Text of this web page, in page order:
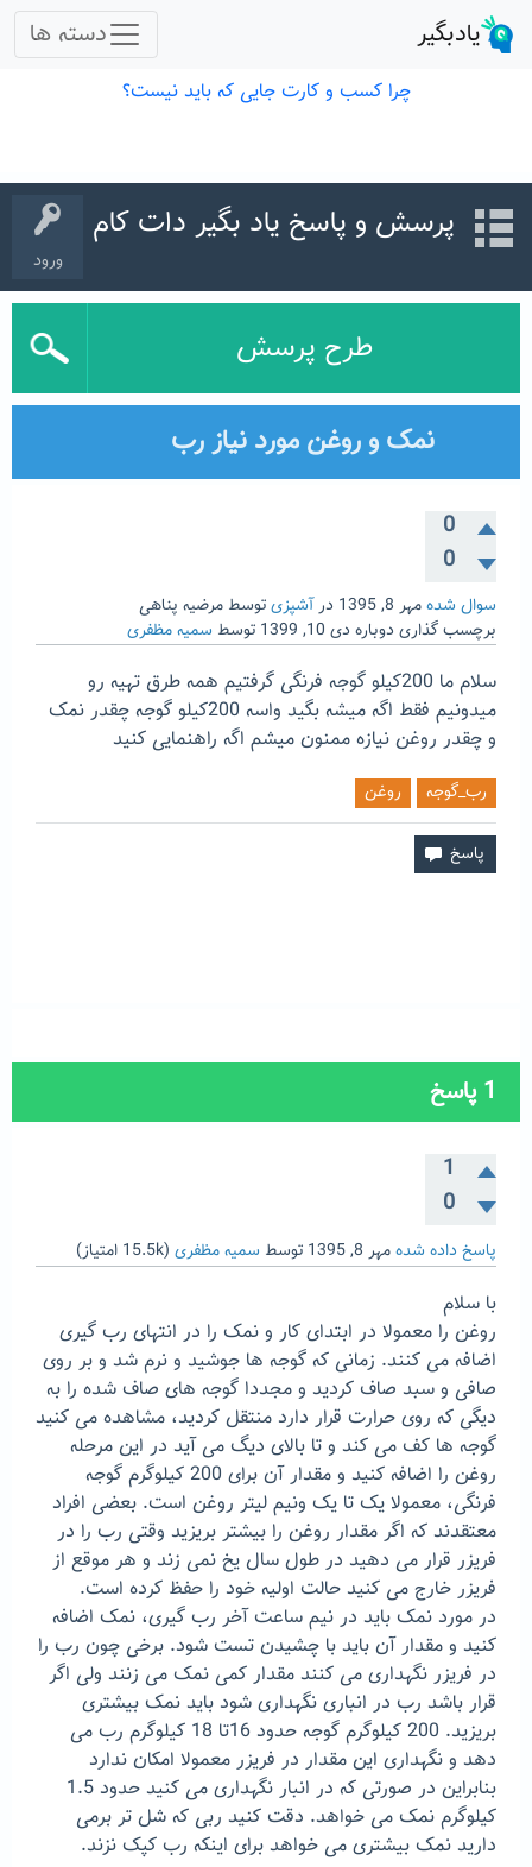
ورود
پرسش و پاسخ یاد بگیر دات کام
طرح پرسش
نمک و روغن مورد نیاز رب
0
0
سوال شدهمهر 8, 1395 درآشپزیتوسط مرضیه پناهی
برچسب گذاری دوباره دی 10, 1399 توسط سمیه مظفری
سلام ما 200کیلو گوجه فرنگی گرفتیم همه طرق تهیه رو
میدونیم فقط اگه میشه بگید واسه 200کیلو گوجه چقدر نمک
و چقدر روغن نیازه ممنون میشم اگه راهنمایی کنید
رب_گوجه روغن
1پاسخ
1
0
پاسخ داده شدهمهر 8, 1395 توسط سمیه مظفری (
15.5k امتیاز)
با سلام
روغن را معمولا در ابتدای کار و نمک را در انتهای رب گیری
اضافه می کنند. زمانی که گوجه ها جوشید و نرم شد و بر روی
صافی و سبد صاف کردید و مجددا گوجه های صاف شده را به
دیگی که روی حرارت قرار دارد منتقل کردید، مشاهده می کنید
گوجه ها کف می کند و تا بالای دیگ می آید در این مرحله
روغن را اضافه کنید و مقدار آن برای 200 کیلوگرم گوجه
فرنگی، معمولا یک تا یک ونیم لیتر روغن است. بعضی افراد
معتقدند که اگر مقدار روغن را بیشتر بریزید وقتی رب را در
فریزر قرار می دهید در طول سال یخ نمی زند و هر موقع از
فریزر خارج می کنید حالت اولیه خود را حفظ کرده است.
در مورد نمک باید در نیم ساعت آخر رب گیری، نمک اضافه
کنید و مقدار آن باید با چشیدن تست شود. برخی چون رب را
در فریزر نگهداری می کنند مقدار کمی نمک می زنند ولی اگر
قرار باشد رب در انباری نگهداری شود باید نمک بیشتری
بریزید. 200 کیلوگرم گوجه حدود 16تا 18 کیلوگرم رب می
دهد و نگهداری این مقدار در فریزر معمولا امکان ندارد
بنابراین در صورتی که در انبار نگهداری می کنید حدود 1.5
کیلوگرم نمک می خواهد. دقت کنید ربی که شل تر برمی
دارید نمک بیشتری می خواهد برای اینکه رب کپک نزند.